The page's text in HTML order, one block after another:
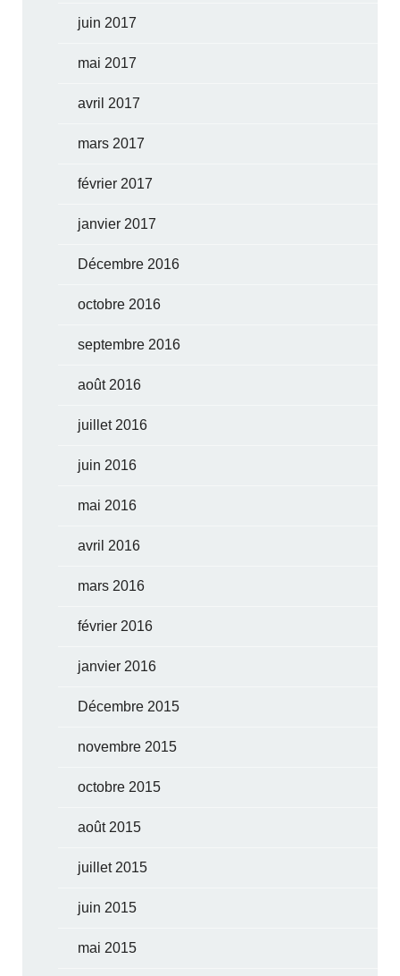
juin 2017
mai 2017
avril 2017
mars 2017
février 2017
janvier 2017
Décembre 2016
octobre 2016
septembre 2016
août 2016
juillet 2016
juin 2016
mai 2016
avril 2016
mars 2016
février 2016
janvier 2016
Décembre 2015
novembre 2015
octobre 2015
août 2015
juillet 2015
juin 2015
mai 2015